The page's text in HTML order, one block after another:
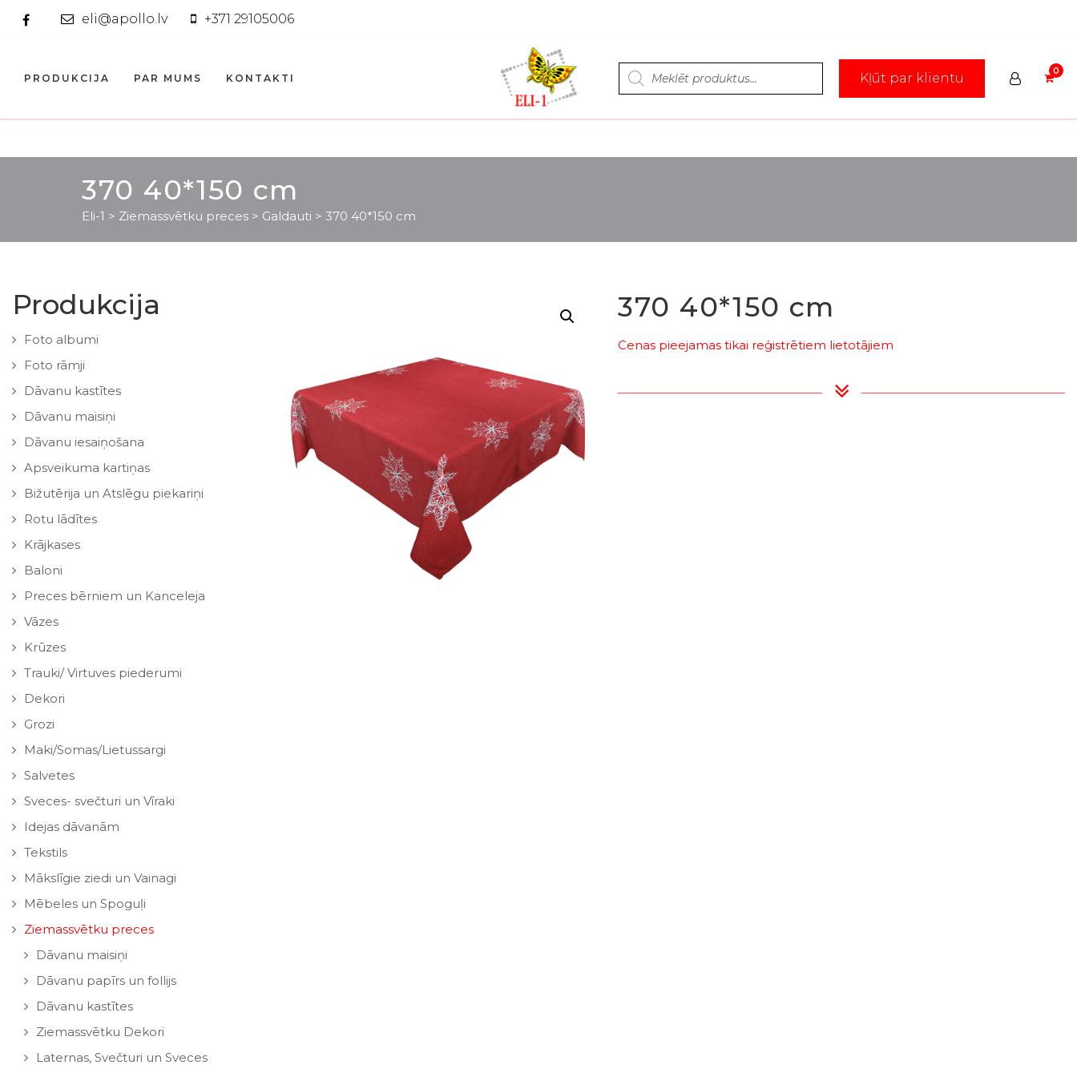
eli@apollo.lv +371 29105006
Products
search Kļūt par klientu
PRODUKCIJA PAR MUMS KONTAKTI
370 40*150 cm
Eli-1 > Ziemassvētku preces > Galdauti > 370 40*150 cm
Produkcija
Foto albumi
Foto rāmji
Dāvanu kastītes
Dāvanu maisiņi
Dāvanu iesaiņošana
Apsveikuma kartiņas
Bižutērija un Atslēgu piekariņi
Rotu lādītes
Krājkases
Baloni
Preces bērniem un Kanceleja
Vāzes
Krūzes
Trauki/ Virtuves piederumi
Dekori
Grozi
Maki/Somas/Lietussargi
Salvetes
Sveces- svečturi un Vīraki
Idejas dāvanām
Tekstils
Mākslīgie ziedi un Vainagi
Mēbeles un Spoguļi
Ziemassvētku preces
Dāvanu maisiņi
Dāvanu papīrs un follijs
Dāvanu kastītes
Ziemassvētku Dekori
Laternas, Svečturi un Sveces
370 40*150 cm
Cenas pieejamas tikai reģistrētiem lietotājiem